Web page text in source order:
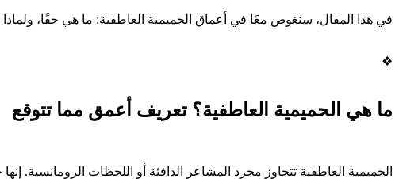
في هذا المقال، سنغوص معًا في أعماق الحميمية العاطفية: ما هي حقًا، ولماذا
❖
ما هي الحميمية العاطفية؟ تعريف أعمق مما تتوقع
الحميمية العاطفية تتجاوز مجرد المشاعر الدافئة أو اللحظات الرومانسية.